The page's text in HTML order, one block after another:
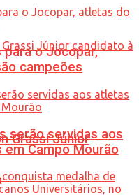
Grassi Júnior
para o Jocopar,
campeões
serão servidas aos
Campo Mourão